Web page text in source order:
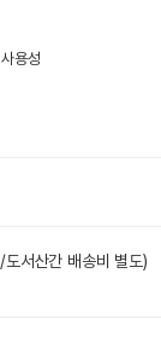
용성
도서산간 배송비 별도)